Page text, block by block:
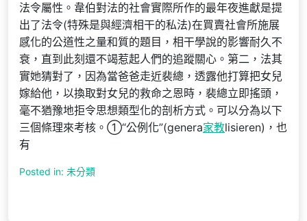
法令屬性。韋伯對法的社會實際所作的最年夜進獻是提
出了法令(特殊是與經濟相干的私法)在買賣社會所施展
感化的公道性之量和質的題目，相干學說的影響耐久不
衰，直到此刻還不竭惹起人們的追蹤關心。第二，法其
實她猜對了，因為當爸爸走近裴總，透露他打算把女兒
嫁給他，以換取對女兒的救命之恩時，裴總立即搖頭，
毫不猶豫地拒令思想類型化的剖析方式。可以分為以下
三個條理來考核。①“公例化”(genera家教lisieren)，也
有
Posted in: 未分類